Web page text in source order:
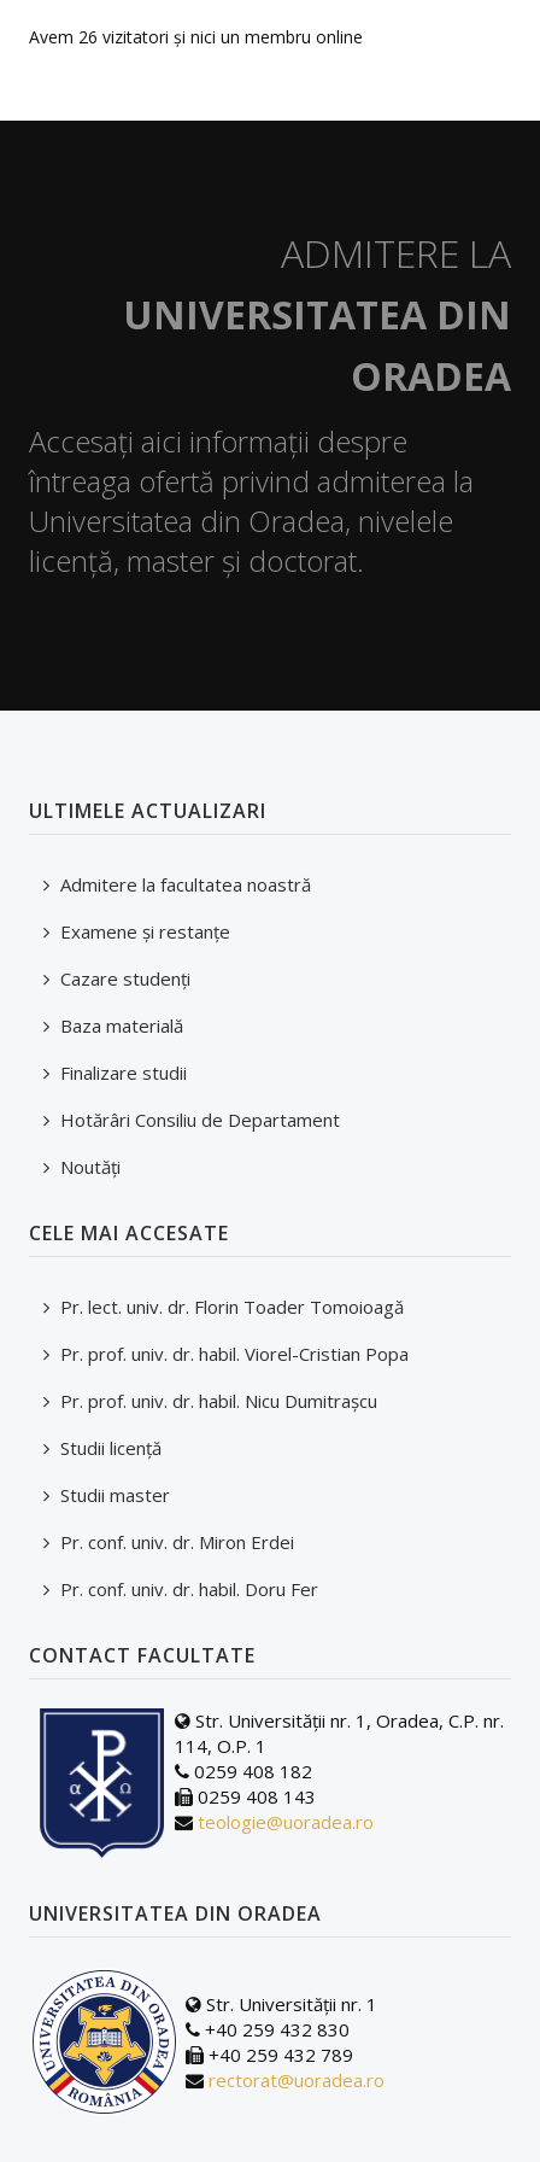
Proiecte
Doctoranzi
Documente
Publicatii
STUDENȚI
Tabere
Despre cazare
Oportunităţi carieră
Documente studenți
Ghid studenți
Tutori/Îndrumători de an/Coordonatori
Structură an universitar
Practică
Facilități studenți
ADMITERE
PLANURI DE ÎNVĂȚĂMÂNT/FIȘE DE DISCIPLINĂ
DOCUMENTE ÎN DEZBATERE PUBLICĂ
Avem 26 vizitatori și nici un membru online
ADMITERE LA
UNIVERSITATEA DIN
ORADEA
Accesați aici informații despre
întreaga ofertă privind admiterea la
Universitatea din Oradea, nivelele
licență, master și doctorat.
ULTIMELE ACTUALIZARI
Admitere la facultatea noastră
Examene şi restanţe
Cazare studenți
Baza materială
Finalizare studii
Hotărâri Consiliu de Departament
Noutăți
CELE MAI ACCESATE
Pr. lect. univ. dr. Florin Toader Tomoioagă
Pr. prof. univ. dr. habil. Viorel-Cristian Popa
Pr. prof. univ. dr. habil. Nicu Dumitraşcu
Studii licenţă
Studii master
Pr. conf. univ. dr. Miron Erdei
Pr. conf. univ. dr. habil. Doru Fer
CONTACT FACULTATE
Str. Universității nr. 1, Oradea, C.P. nr.
114, O.P. 1
0259 408 182
0259 408 143
teologie@uoradea.ro
UNIVERSITATEA DIN ORADEA
Str. Universității nr. 1
+40 259 432 830
+40 259 432 789
rectorat@uoradea.ro